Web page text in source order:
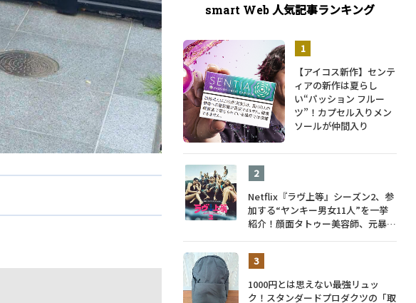
smart Web人気記事ランキング
【アイコス新作】センテ
ィアの新作は夏らし
い“パッション フルー
ツ”！カプセル入りメン
ソールが仲間入り
Netflix『ラヴ上等』シーズン2、参
加する“ヤンキー男女11人”を一挙
紹介！顔面タトゥー美容師、元暴走
1000円とは思えない最強リュッ
ク！スタンダードプロダクツの「取